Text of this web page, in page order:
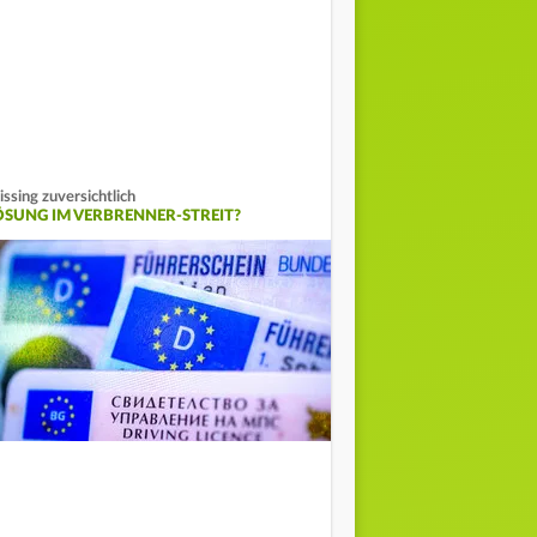
zuversichtlich
IM VERBRENNER-STREIT?